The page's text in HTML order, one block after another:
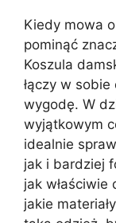
Kiedy mowa
pominąć
Koszula
łączy w
wygodę. W
wyjątkowym
idealnie
jak i bardziej
jak
jakie